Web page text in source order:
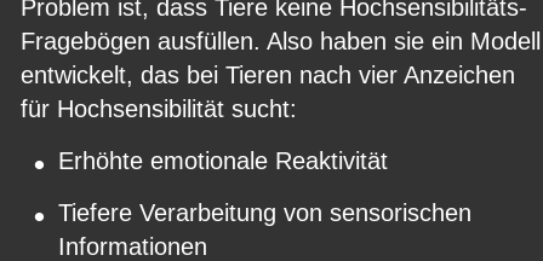
Problem ist, dass Tiere keine Hochsensibilitäts-
Fragebögen ausfüllen. Also haben sie ein
entwickelt, das bei Tieren nach vier Anzeichen
für Hochsensibilität sucht:
• Erhöhte emotionale Reaktivität
• Tiefere Verarbeitung von sensorischen
Informationen